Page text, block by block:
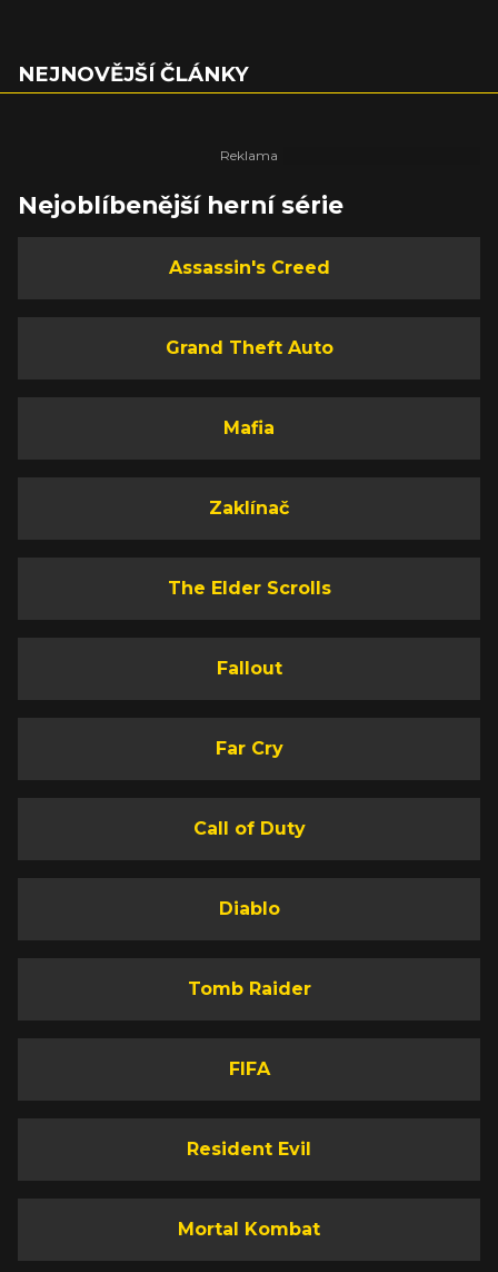
NEJNOVĚJŠÍ ČLÁNKY
Nejoblíbenější herní série
Assassin's Creed
Grand Theft Auto
Mafia
Zaklínač
The Elder Scrolls
Fallout
Far Cry
Call of Duty
Diablo
Tomb Raider
FIFA
Resident Evil
Mortal Kombat